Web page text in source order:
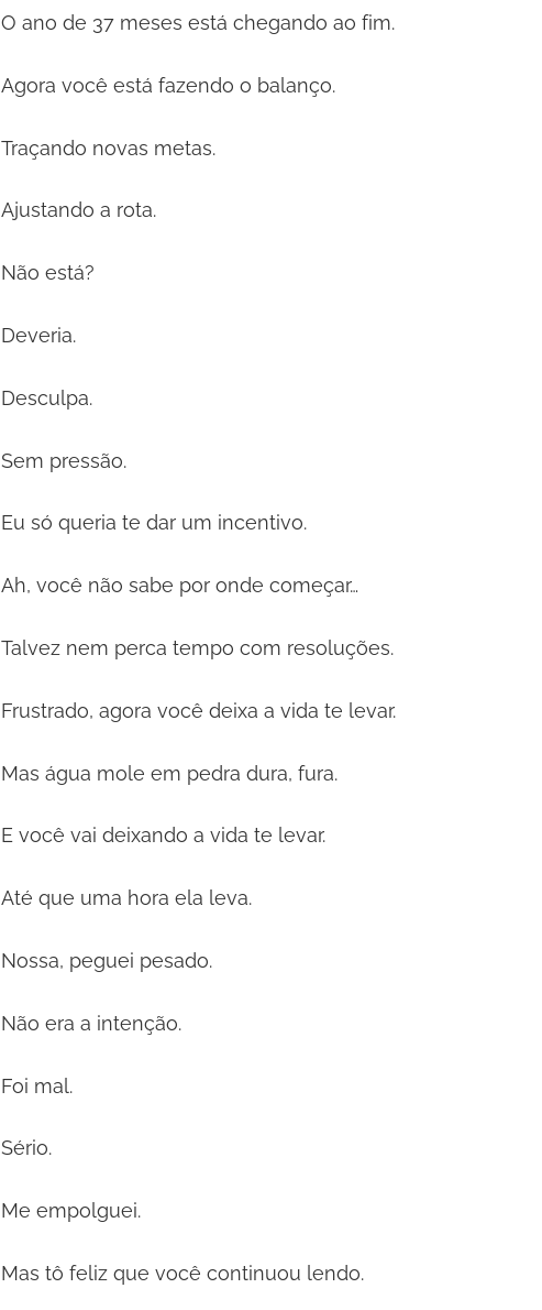
O ano de 37 meses está chegando ao fim.
Agora você está fazendo o balanço.
Traçando novas metas.
Ajustando a rota.
Não está?
Deveria.
Desculpa.
Sem pressão.
Eu só queria te dar um incentivo.
Ah, você não sabe por onde começar…
Talvez nem perca tempo com resoluções.
Frustrado, agora você deixa a vida te levar.
Mas água mole em pedra dura, fura.
E você vai deixando a vida te levar.
Até que uma hora ela leva.
Nossa, peguei pesado.
Não era a intenção.
Foi mal.
Sério.
Me empolguei.
Mas tô feliz que você continuou lendo.